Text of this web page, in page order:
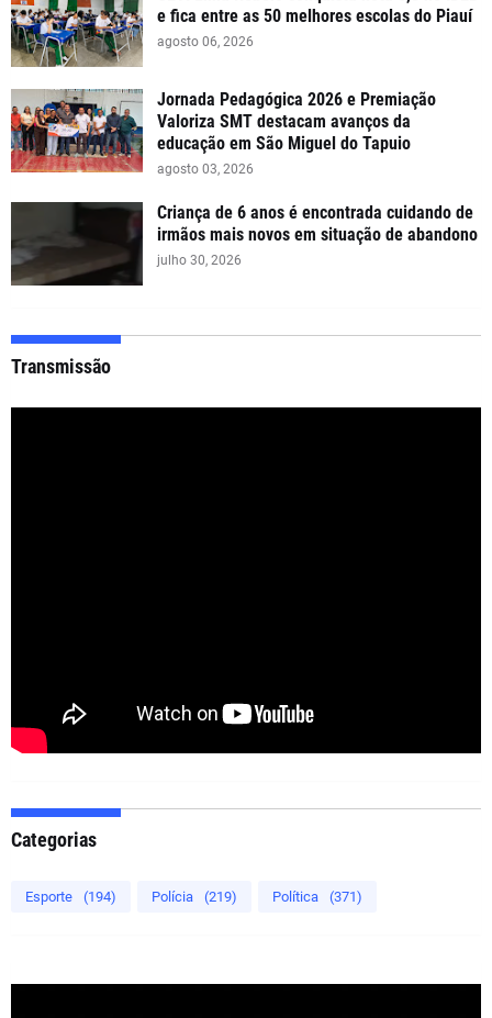
e fica entre as 50 melhores escolas do Piauí
agosto 06, 2026
Jornada Pedagógica 2026 e Premiação
Valoriza SMT destacam avanços da
educação em São Miguel do Tapuio
agosto 03, 2026
Criança de 6 anos é encontrada cuidando de
irmãos mais novos em situação de abandono
julho 30, 2026
Transmissão
Categorias
Esporte (194) Polícia (219) Política (371)